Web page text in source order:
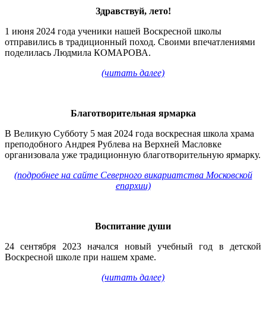
Здравствуй, лето!
1 июня 2024 года ученики нашей Воскресной школы
отправились в традиционный поход. Своими впечатлениями
поделилась Людмила КОМАРОВА.
(читать далее)
Благотворительная ярмарка
В Великую Субботу 5 мая 2024 года воскресная школа храма
преподобного Андрея Рублева на Верхней Масловке
организовала уже традиционную благотворительную ярмарку.
(подробнее на сайте Северного викариатства Московской
епархии)
Воспитание души
24 сентября 2023 начался новый учебный год в детской
Воскресной школе при нашем храме.
(читать далее)